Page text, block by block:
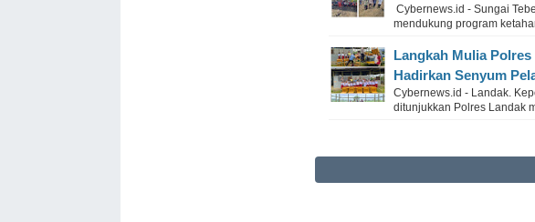
Cybernews.id - Sungai
mendukung program
Langkah Mulia
Hadirkan Senyum
Cybernews.id - Landak.
ditunjukkan Polres Landak